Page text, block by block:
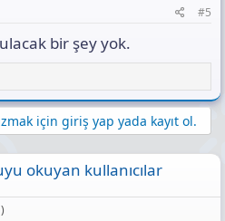
#5
bir şey yok.
için giriş yap yada kayıt ol.
okuyan kullanıcılar